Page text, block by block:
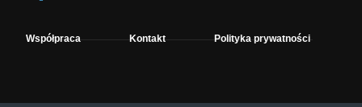
Współpraca Kontakt Polityka prywatności